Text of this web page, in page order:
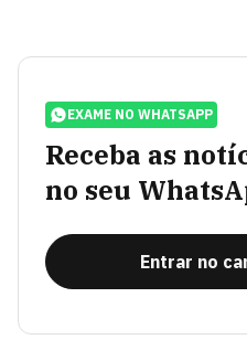
EXAME NO WHATSAPP
Receba as
no seu
Entrar no